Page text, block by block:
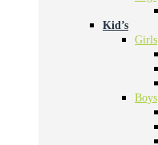
Kid’s
Girls
Boys